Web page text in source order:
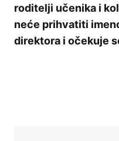
roditelji učenika i
neće prihvatiti
direktora i očekuje